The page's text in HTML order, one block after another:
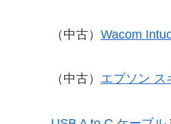
（中古） Wacom
（中古） エプソン ス